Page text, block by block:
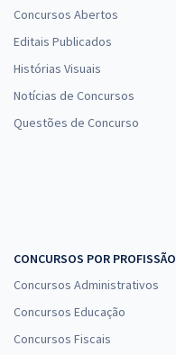
Concursos Abertos
Editais Publicados
Histórias Visuais
Notícias de Concursos
Questões de Concurso
CONCURSOS POR PROFISSÃO
Concursos Administrativos
Concursos Educação
Concursos Fiscais